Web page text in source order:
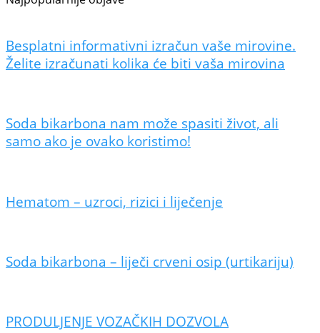
Besplatni informativni izračun vaše mirovine.
Želite izračunati kolika će biti vaša mirovina
Soda bikarbona nam može spasiti život, ali
samo ako je ovako koristimo!
Hematom – uzroci, rizici i liječenje
Soda bikarbona – liječi crveni osip (urtikariju)
PRODULJENJE VOZAČKIH DOZVOLA